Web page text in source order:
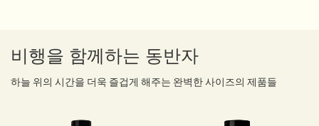
비행을 함께하는 동반자
하늘 위의 시간을 더욱 즐겁게 해주는 완벽한 사이즈의 제품들